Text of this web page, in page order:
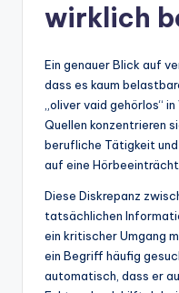
wirklich
Ein genauer Blick auf
dass es kaum
„oliver vaid gehörlos“
Quellen konzentrieren
berufliche Tätigkeit
auf eine
Diese Diskrepanz
tatsächlichen
ein kritischer Umgang
ein Begriff häufig
automatisch, dass er